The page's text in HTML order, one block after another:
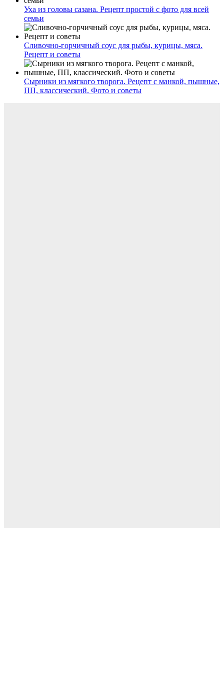
Уха из головы сазана. Рецепт простой с фото для всей
семьи
Сливочно-горчичный соус для рыбы, курицы, мяса.
Рецепт и советы
Сырники из мягкого творога. Рецепт с манкой, пышные,
ПП, классический. Фото и советы